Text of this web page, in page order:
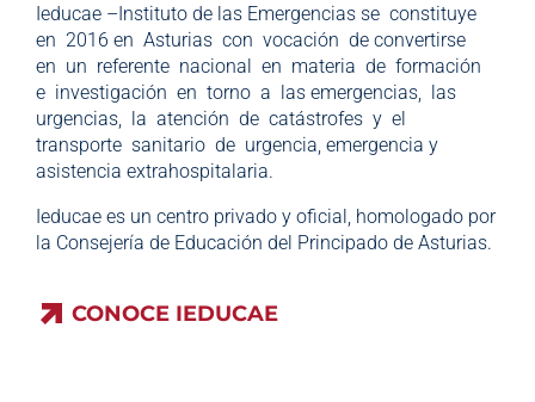
Ieducae –Instituto de las Emergencias se constituye
en 2016 en Asturias con vocación de convertirse
en un referente nacional en materia de formación
e investigación en torno a las emergencias, las
urgencias, la atención de catástrofes y el
transporte sanitario de urgencia, emergencia y
asistencia extrahospitalaria.
Ieducae es un centro privado y oficial, homologado por
la Consejería de Educación del Principado de Asturias.
CONOCE IEDUCAE